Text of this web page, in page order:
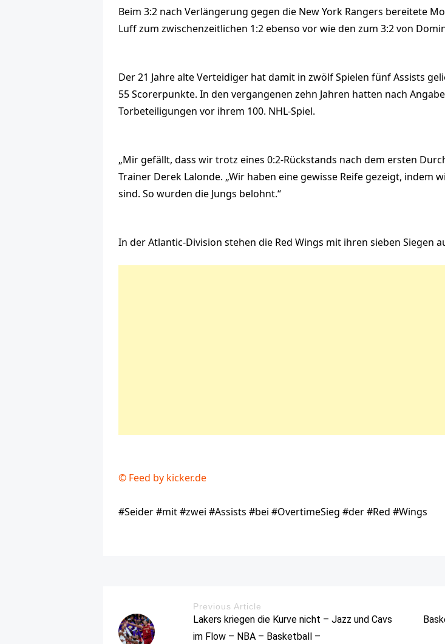
Beim 3:2 nach Verlängerung gegen die New York Rangers bereitete
Luff zum zwischenzeitlichen 1:2 ebenso vor wie den zum 3:2 von
Der 21 Jahre alte Verteidiger hat damit in zwölf Spielen fünf Assists
55 Scorerpunkte. In den vergangenen zehn Jahren hatten nach
Torbeteiligungen vor ihrem 100. NHL-Spiel.
„Mir gefällt, dass wir trotz eines 0:2-Rückstands nach dem ersten
Trainer Derek Lalonde. „Wir haben eine gewisse Reife gezeigt,
sind. So wurden die Jungs belohnt.“
In der Atlantic-Division stehen die Red Wings mit ihren sieben Siegen
© Feed by kicker.de
#Seider #mit #zwei #Assists #bei #OvertimeSieg #der #Red #Wings
Previous Article
Lakers kriegen die Kurve nicht – Jazz und Cavs
im Flow – NBA – Basketball –